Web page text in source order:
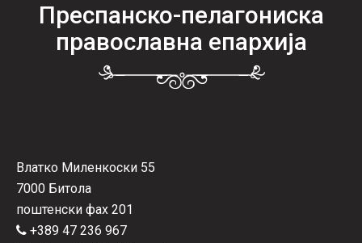
Преспанско-пелагониска
православна епархија
Влатко Миленкоски 55
7000 Битола
поштенски фах 201
+389 47 236 967